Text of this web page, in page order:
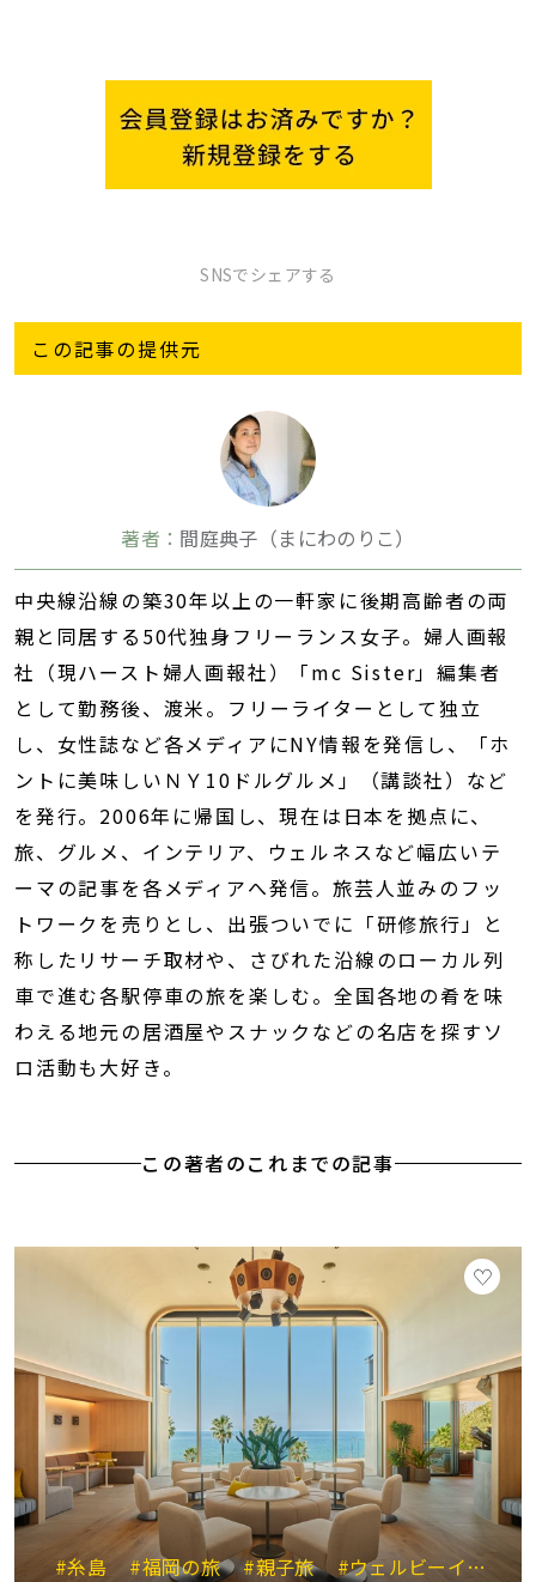
SNSでシェアする
この記事の提供元
著者： 間庭典子（まにわのりこ）
中央線沿線の築30年以上の一軒家に後期高齢者の両
親と同居する50代独身フリーランス女子。婦人画報
社（現ハースト婦人画報社）「mc Sister」編集者
として勤務後、渡米。フリーライターとして独立
し、女性誌など各メディアにNY情報を発信し、「ホ
ントに美味しいＮＹ10ドルグルメ」（講談社）など
を発行。2006年に帰国し、現在は日本を拠点に、
旅、グルメ、インテリア、ウェルネスなど幅広いテ
ーマの記事を各メディアへ発信。旅芸人並みのフッ
トワークを売りとし、出張ついでに「研修旅行」と
称したリサーチ取材や、さびれた沿線のローカル列
車で進む各駅停車の旅を楽しむ。全国各地の肴を味
わえる地元の居酒屋やスナックなどの名店を探すソ
ロ活動も大好き。
この著者のこれまでの記事
#糸島 #福岡の旅 #親子旅 #ウェルビーイング